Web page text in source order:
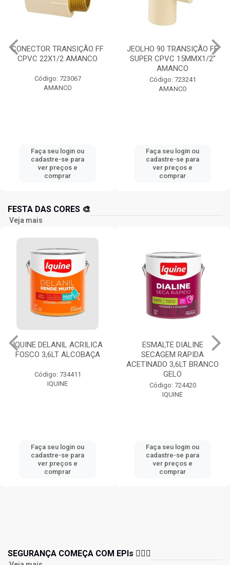
CONECTOR TRANSIÇÃO FF
CPVC 22X1/2 AMANCO
Código: 723067
AMANCO
Faça seu login ou
cadastre-se para
ver preços e
comprar
JEOLHO 90 TRANSIÇÃO FF
SUPER CPVC 15MMX1/2”
AMANCO
Código: 723241
AMANCO
Faça seu login ou
cadastre-se para
ver preços e
comprar
FESTA DAS CORES 🎨
Veja mais
IQUINE DELANIL ACRILICA
FOSCO 3,6LT ALCOBAÇA
Código: 734411
IQUINE
Faça seu login ou
cadastre-se para
ver preços e
comprar
ESMALTE DIALINE
SECAGEM RAPIDA
ACETINADO 3,6LT BRANCO
GELO
Código: 724420
IQUINE
Faça seu login ou
cadastre-se para
ver preços e
comprar
SEGURANÇA COMEÇA COM EPIs 👷🏻‍♂️